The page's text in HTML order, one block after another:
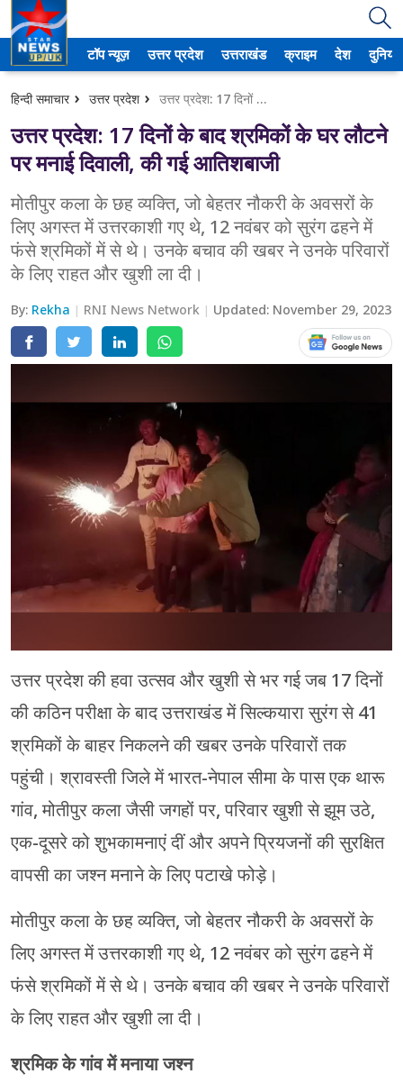
टॉप न्यूज़ उत्तर प्रदेश उत्तराखंड क्राइम देश दुनिया
हिन्दी समाचार उत्तर प्रदेश उत्तर प्रदेश: 17 दिनों के बाद श्रमिकों के घर लौटने पर मनाई दिवाली, की गई आतिशबाजी
उत्तर प्रदेश: 17 दिनों के बाद श्रमिकों के घर लौटने
पर मनाई दिवाली, की गई आतिशबाजी
मोतीपुर कला के छह व्यक्ति, जो बेहतर नौकरी के अवसरों के
लिए अगस्त में उत्तरकाशी गए थे, 12 नवंबर को सुरंग ढहने में
फंसे श्रमिकों में से थे। उनके बचाव की खबर ने उनके परिवारों
के लिए राहत और खुशी ला दी।
By: Rekha RNI News Network Updated: November 29, 2023
उत्तर प्रदेश की हवा उत्सव और खुशी से भर गई जब 17 दिनों
की कठिन परीक्षा के बाद उत्तराखंड में सिल्कयारा सुरंग से 41
श्रमिकों के बाहर निकलने की खबर उनके परिवारों तक
पहुंची। श्रावस्ती जिले में भारत-नेपाल सीमा के पास एक थारू
गांव, मोतीपुर कला जैसी जगहों पर, परिवार खुशी से झूम उठे,
एक-दूसरे को शुभकामनाएं दीं और अपने प्रियजनों की सुरक्षित
वापसी का जश्न मनाने के लिए पटाखे फोड़े।
मोतीपुर कला के छह व्यक्ति, जो बेहतर नौकरी के अवसरों के
लिए अगस्त में उत्तरकाशी गए थे, 12 नवंबर को सुरंग ढहने में
फंसे श्रमिकों में से थे। उनके बचाव की खबर ने उनके परिवारों
के लिए राहत और खुशी ला दी।
श्रमिक के गांव में मनाया जश्न
उत्तर प्रदेश
आगरा
कानपुर
प्रयागराज
मेरठ
लखनऊ
उत्तराखंड
चमोली
देहरादून
बागेश्वर